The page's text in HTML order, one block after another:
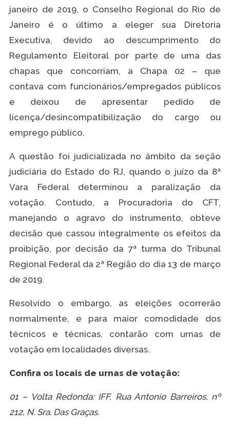
janeiro de 2019, o Conselho Regional do Rio de
Janeiro é o último a eleger sua Diretoria
Executiva, devido ao descumprimento do
Regulamento Eleitoral por parte de uma das
chapas que concorriam, a Chapa 02 – que
contava com funcionários/empregados públicos
e deixou de apresentar pedido de
licença/desincompatibilização do cargo ou
emprego público.
A questão foi judicializada no âmbito da seção
judiciária do Estado do RJ, quando o juízo da 8ª
Vara Federal determinou a paralização da
votação. Contudo, a Procuradoria do CFT,
manejando o agravo do instrumento, obteve
decisão que cassou integralmente os efeitos da
proibição, por decisão da 7ª turma do Tribunal
Regional Federal da 2ª Região do dia 13 de março
de 2019.
Resolvido o embargo, as eleições ocorrerão
normalmente, e para maior comodidade dos
técnicos e técnicas, contarão com urnas de
votação em localidades diversas.
Confira os locais de urnas de votação:
01 – Volta Redonda: IFF, Rua Antonio Barreiros, nº
212, N. Sra. Das Graças.